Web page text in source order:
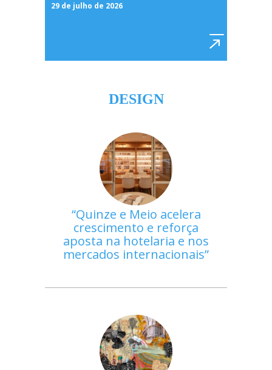
29 de julho de 2026
DESIGN
Quinze e Meio acelera
crescimento e reforça
aposta na hotelaria e nos
mercados internacionais